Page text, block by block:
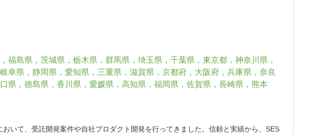
福島県，茨城県，栃木県，群馬県，埼玉県，千葉県，東京都，神奈川県，
阜県，静岡県，愛知県，三重県，滋賀県，京都府，大阪府，兵庫県，奈良
県，徳島県，香川県，愛媛県，高知県，福岡県，佐賀県，長崎県，熊本
いて、受託開発案件や自社プロダクト開発を行ってきました。信頼と実績から、SES